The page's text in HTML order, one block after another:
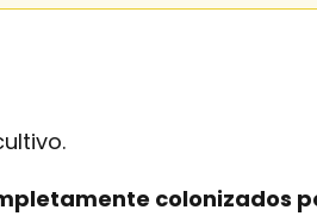
colonizados